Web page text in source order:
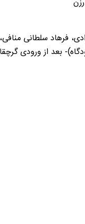
فرهاد سلطانی
بعد از ورودی گرچقا-